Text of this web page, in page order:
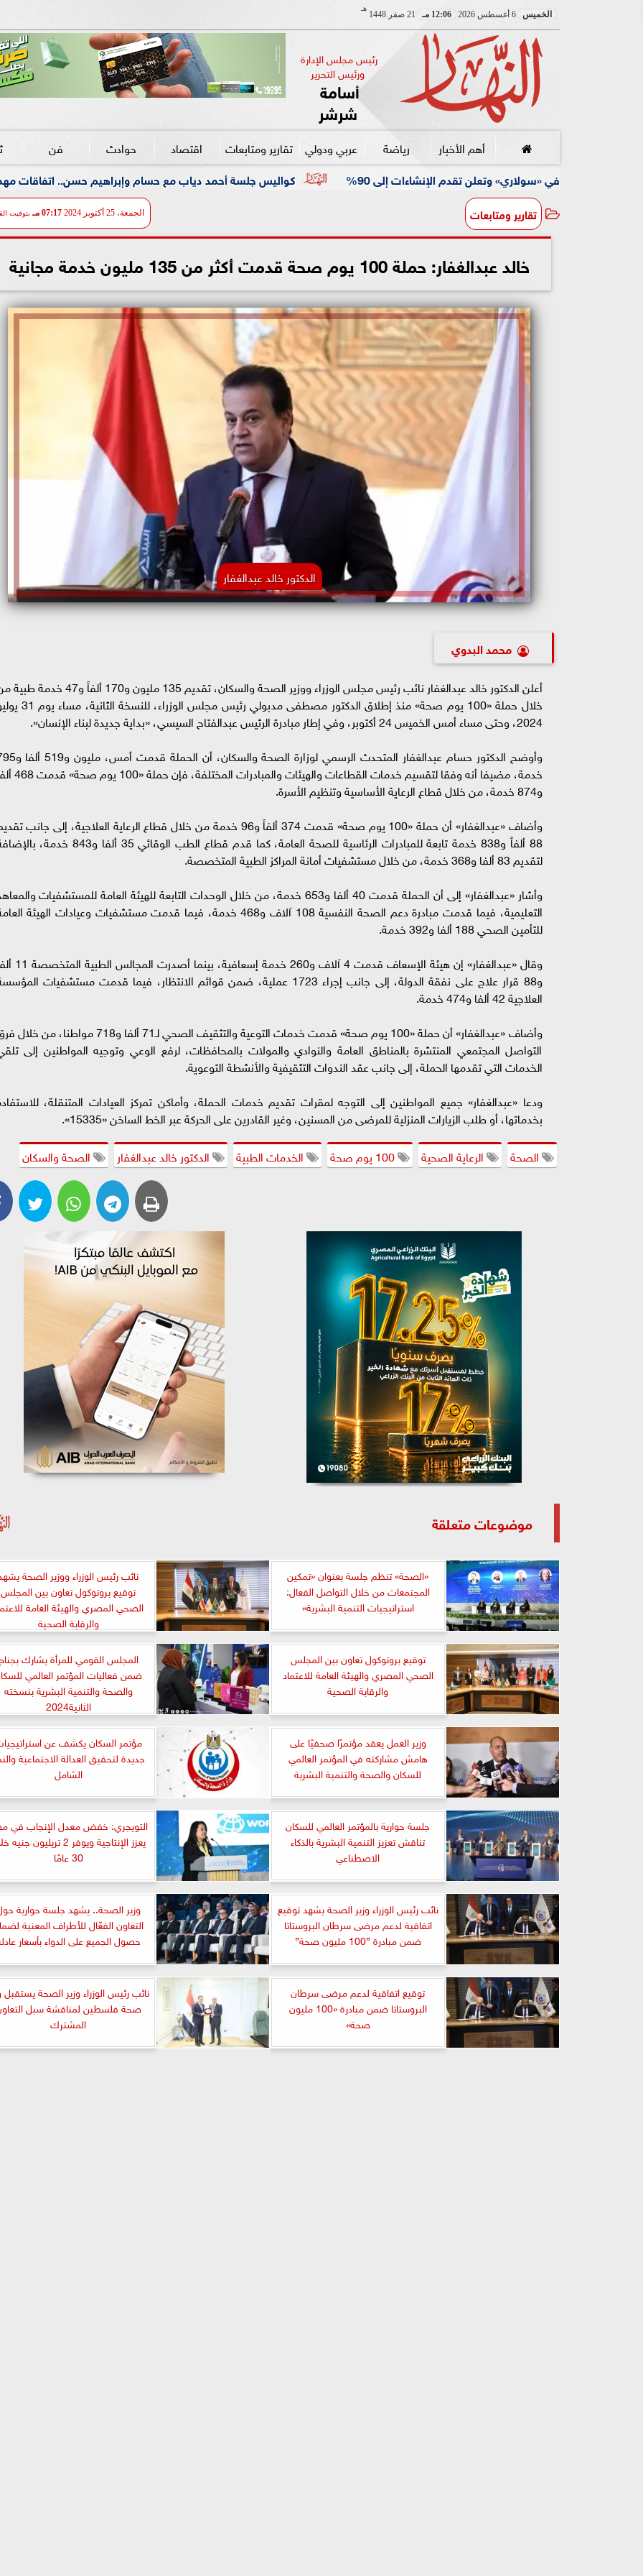
الخميس 6 أغسطس 2026 12:06 مـ 21 صفر 1448
هـ
رئيس مجلس الإدارة
ورئيس التحرير
أسامة
شرشر
أهم الأخبار رياضة عربي ودولي تقارير ومتابعات اقتصاد حوادث فن
كواليس جلسة أحمد دياب مع حسام وإبراهيم حسن.. اتفاقات مهمة قبل انطلاق
تقارير ومتابعات الجمعة، 25 أكتوبر 2024 07:17 مـ بتوقيت
خالد عبدالغفار: حملة 100 يوم صحة قدمت أكثر من 135 مليون خدمة مجانية
الدكتور خالد عبدالغفار
محمد البدوي
أعلن الدكتور خالد عبدالغفار نائب رئيس مجلس الوزراء ووزير الصحة والسكان، تقديم 135 مليون و170 ألفاً
خلال حملة «100 يوم صحة» منذ إطلاق الدكتور مصطفى مدبولي رئيس مجلس
2024، وحتى مساء أمس الخميس 24 أكتوبر، وفي إطار مبادرة الرئيس عبدالفتاح السيسي، «بداية جديدة لبناء الإنسان».
وأوضح الدكتور حسام عبدالغفار المتحدث الرسمي لوزارة الصحة
خدمة، مضيفا أنه وفقا لتقسيم خدمات القطاعات والهيئات
و874 خدمة، من خلال قطاع الرعاية الأساسية وتنظيم الأسرة.
وأضاف «عبدالغفار» أن حملة «100 يوم صحة» قدمت 374 ألفاً و96 خدمة من خلال قطاع الرعاية العلاجية، إلى جانب
88 ألفاً و838 خدمة تابعة للمبادرات الرئاسية للصحة العامة، كما قدم قطاع الطب الوقائي 35 ألفا و843
لتقديم 83 ألفا و368 خدمة، من خلال مستشفيات أمانة المراكز الطبية المتخصصة.
وأشار «عبدالغفار» إلى أن الحملة قدمت 40 ألفا و653 خدمة، من خلال الوحدات التابعة للهيئة العامة للمستشفيات
التعليمية، فيما قدمت مبادرة دعم الصحة النفسية 108 آلاف و468 خدمة، فيما قدمت مستشفيات وعيادات الهيئة
للتأمين الصحي 188 ألفا و392 خدمة.
وقال «عبدالغفار» إن هيئة الإسعاف قدمت 4 آلاف و260 خدمة
و88 قرار علاج على نفقة الدولة، إلى جانب إجراء 1723 عملية، ضمن قوائم الانتظار، فيما قدمت مستشفيات
العلاجية 42 ألفا و474 خدمة.
وأضاف «عبدالغفار» أن حملة «100 يوم صحة» قدمت خدمات التوعية والتثقيف الصحي لـ71 ألفا و718 مواطنا، من
التواصل المجتمعي المنتشرة بالمناطق العامة والنوادي والمولات بالمحافظات، لرفع الوعي وتوجيه المواطنين إلى
الخدمات التي تقدمها الحملة، إلى جانب عقد الندوات التثقيفية والأنشطة التوعوية.
ودعا «عبدالغفار» جميع المواطنين إلى التوجه لمقرات تقديم خدمات الحملة، وأماكن تمركز العيادات المتنقلة،
بخدماتها، أو طلب الزيارات المنزلية للمرضى من المسنين، وغير القادرين على الحركة عبر الخط الساخن «15335».
الصحة
الرعاية الصحية 100 يوم صحة الخدمات الطبية الدكتور خالد عبدالغفار الصحة والسكان
موضوعات متعلقة
«الصحة» تنظم جلسة بعنوان «تمكين
المجتمعات من خلال التواصل الفعال:
استراتيجيات التنمية البشرية»
نائب رئيس الوزراء ووزير الصحة
توقيع بروتوكول تعاون بين المجلس
الصحي المصري والهيئة العامة
والرقابة الصحية
توقيع بروتوكول تعاون بين المجلس
الصحي المصري والهيئة العامة للاعتماد
والرقابة الصحية
المجلس القومي للمرأة يشارك
ضمن فعاليات المؤتمر العالمي
والصحة والتنمية البشرية بنسخته
الثانية2024
وزير العمل يعقد مؤتمرًا صحفيًا على
هامش مشاركته في المؤتمر العالمي
للسكان والصحة والتنمية البشرية
مؤتمر السكان يكشف عن
جديدة لتحقيق العدالة الاجتماعية
الشامل
جلسة حوارية بالمؤتمر العالمي للسكان
تناقش تعزيز التنمية البشرية بالذكاء
الاصطناعي
التويجري: خفض معدل الإنجاب في
يعزز الإنتاجية ويوفر 2 تريليون
30 عامًا
نائب رئيس الوزراء وزير الصحة يشهد توقيع
اتفاقية لدعم مرضى سرطان البروستاتا
ضمن مبادرة ”100 مليون صحة”
وزير الصحة.. يشهد جلسة حوارية
التعاون الفعّال للأطراف المعنية
حصول الجميع على الدواء بأسعار
توقيع اتفاقية لدعم مرضى سرطان
البروستاتا ضمن مبادرة «100 مليون
صحة»
نائب رئيس الوزراء وزير الصحة يستقبل
صحة فلسطين لمناقشة سبل
المشترك